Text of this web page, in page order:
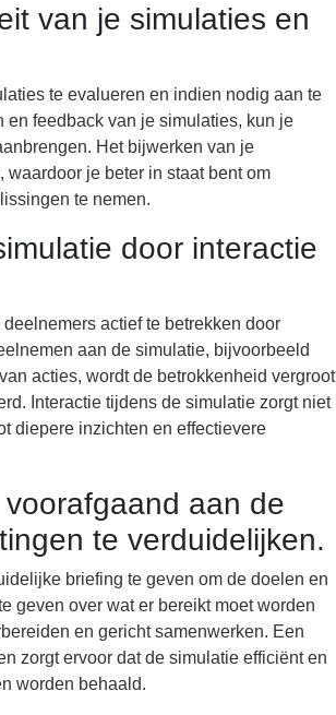
van je simulaties en
te evalueren en indien nodig aan te
en feedback van je simulaties, kun je
Het bijwerken van je
je beter in staat bent om
te nemen.
door interactie
actief te betrekken door
aan de simulatie, bijvoorbeeld
acties, wordt de betrokkenheid vergroot
Interactie tijdens de simulatie zorgt niet
diepere inzichten en effectievere
aan de
te verduidelijken.
briefing te geven om de doelen en
geven over wat er bereikt moet worden
en gericht samenwerken. Een
zorgt ervoor dat de simulatie efficiënt en
worden behaald.